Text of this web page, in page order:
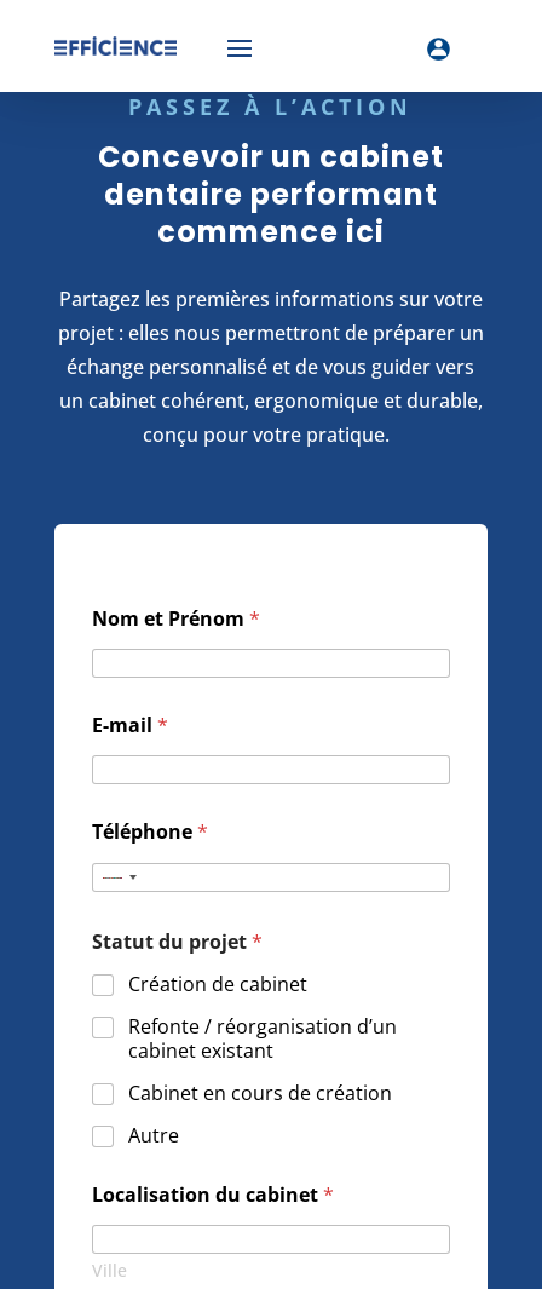
PASSEZ À L’ACTION
Concevoir un cabinet
dentaire performant
commence ici
Partagez les premières informations sur votre
projet : elles nous permettront de préparer un
échange personnalisé et de vous guider vers
un cabinet cohérent, ergonomique et durable,
conçu pour votre pratique.
Nom et Prénom *
E-mail *
Téléphone*
N
c
o
u
n
t
r
y
e
e
Statut du projet*
Création de cabinet
Refonte / réorganisation d’un
cabinet existant
Cabinet en cours de création
Autre
r
o
j
e
Localisation du cabinet*
Ville